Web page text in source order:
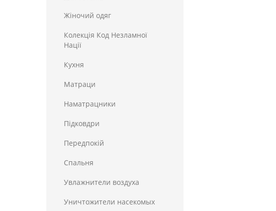
Жіночий одяг
Колекція Код Незламної
Нації
Кухня
Матраци
Наматрацники
Пiдковдри
Передпокій
Спальня
Увлажнители воздуха
Уничтожители насекомых